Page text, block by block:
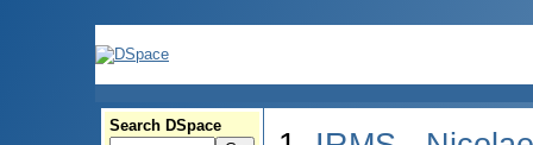
Search DSpace